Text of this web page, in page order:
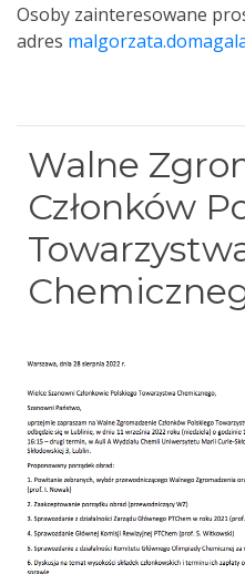
Osoby zainteresowane
adres
Walne
Członków